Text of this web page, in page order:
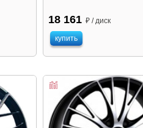
18 161 ₽ / диск
купить